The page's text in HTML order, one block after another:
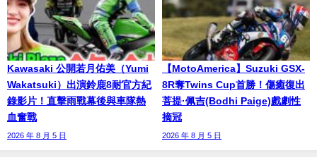
Kawasaki 公開若月佑美（Yumi
Wakatsuki）出演鈴鹿8耐官方紀
錄影片！直擊雨戰幕後與車隊熱
血奮戰
2026 年 8 月 5 日
【MotoAmerica】Suzuki GSX-
8R奪Twins Cup首勝！傷癒復出
菩提·佩吉(Bodhi Paige)戲劇性
摘冠
2026 年 8 月 5 日